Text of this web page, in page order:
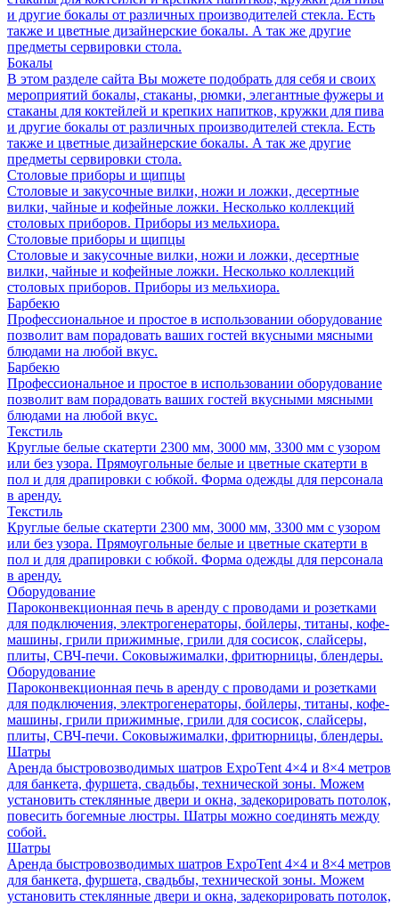
и другие бокалы от различных производителей стекла. Есть
также и цветные дизайнерские бокалы. А так же другие
предметы сервировки стола.
Бокалы
В этом разделе сайта Вы можете подобрать для себя и своих
мероприятий бокалы, стаканы, рюмки, элегантные фужеры и
стаканы для коктейлей и крепких напитков, кружки для пива
и другие бокалы от различных производителей стекла. Есть
также и цветные дизайнерские бокалы. А так же другие
предметы сервировки стола.
Столовые приборы и щипцы
Столовые и закусочные вилки, ножи и ложки, десертные
вилки, чайные и кофейные ложки. Несколько коллекций
столовых приборов. Приборы из мельхиора.
Столовые приборы и щипцы
Столовые и закусочные вилки, ножи и ложки, десертные
вилки, чайные и кофейные ложки. Несколько коллекций
столовых приборов. Приборы из мельхиора.
Барбекю
Профессиональное и простое в использовании оборудование
позволит вам порадовать ваших гостей вкусными мясными
блюдами на любой вкус.
Барбекю
Профессиональное и простое в использовании оборудование
позволит вам порадовать ваших гостей вкусными мясными
блюдами на любой вкус.
Текстиль
Круглые белые скатерти 2300 мм, 3000 мм, 3300 мм с узором
или без узора. Прямоугольные белые и цветные скатерти в
пол и для драпировки с юбкой. Форма одежды для персонала
в аренду.
Текстиль
Круглые белые скатерти 2300 мм, 3000 мм, 3300 мм с узором
или без узора. Прямоугольные белые и цветные скатерти в
пол и для драпировки с юбкой. Форма одежды для персонала
в аренду.
Оборудование
Пароконвекционная печь в аренду с проводами и розетками
для подключения, электрогенераторы, бойлеры, титаны, кофе-
машины, грили прижимные, грили для сосисок, слайсеры,
плиты, СВЧ-печи. Соковыжималки, фритюрницы, блендеры.
Оборудование
Пароконвекционная печь в аренду с проводами и розетками
для подключения, электрогенераторы, бойлеры, титаны, кофе-
машины, грили прижимные, грили для сосисок, слайсеры,
плиты, СВЧ-печи. Соковыжималки, фритюрницы, блендеры.
Шатры
Аренда быстровозводимых шатров ExpoTent 4×4 и 8×4 метров
для банкета, фуршета, свадьбы, технической зоны. Можем
установить стеклянные двери и окна, задекорировать потолок,
повесить богемные люстры. Шатры можно соединять между
собой.
Шатры
Аренда быстровозводимых шатров ExpoTent 4×4 и 8×4 метров
для банкета, фуршета, свадьбы, технической зоны. Можем
установить стеклянные двери и окна, задекорировать потолок,